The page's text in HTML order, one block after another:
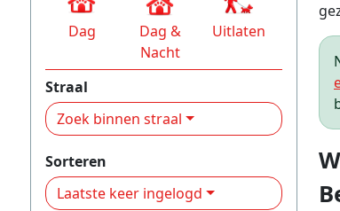
Dag
Dag &
Nacht
Uitlaten
Straal
Zoek binnen straal
Sorteren
Laatste keer ingelogd